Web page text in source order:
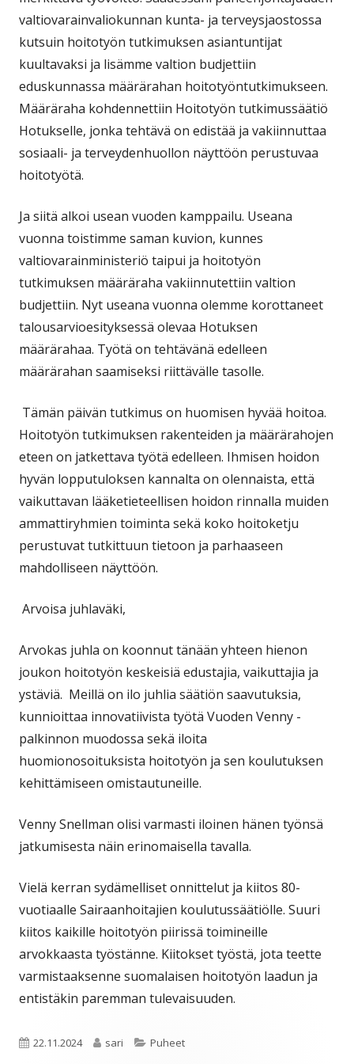
valtiovarainvaliokunnan kunta- ja terveysjaostossa
kutsuin hoitotyön tutkimuksen asiantuntijat
kuultavaksi ja lisämme valtion budjettiin
eduskunnassa määrärahan hoitotyöntutkimukseen.
Määräraha kohdennettiin Hoitotyön tutkimussäätiö
Hotukselle, jonka tehtävä on edistää ja vakiinnuttaa
sosiaali- ja terveydenhuollon näyttöön perustuvaa
hoitotyötä.
Ja siitä alkoi usean vuoden kamppailu. Useana
vuonna toistimme saman kuvion, kunnes
valtiovarainministeriö taipui ja hoitotyön
tutkimuksen määräraha vakiinnutettiin valtion
budjettiin. Nyt useana vuonna olemme korottaneet
talousarvioesityksessä olevaa Hotuksen
määrärahaa. Työtä on tehtävänä edelleen
määrärahan saamiseksi riittävälle tasolle.
Tämän päivän tutkimus on huomisen hyvää hoitoa.
Hoitotyön tutkimuksen rakenteiden ja määrärahojen
eteen on jatkettava työtä edelleen. Ihmisen hoidon
hyvän lopputuloksen kannalta on olennaista, että
vaikuttavan lääketieteellisen hoidon rinnalla muiden
ammattiryhmien toiminta sekä koko hoitoketju
perustuvat tutkittuun tietoon ja parhaaseen
mahdolliseen näyttöön.
Arvoisa juhlaväki,
Arvokas juhla on koonnut tänään yhteen hienon
joukon hoitotyön keskeisiä edustajia, vaikuttajia ja
ystäviä. Meillä on ilo juhlia säätiön saavutuksia,
kunnioittaa innovatiivista työtä Vuoden Venny -
palkinnon muodossa sekä iloita
huomionosoituksista hoitotyön ja sen koulutuksen
kehittämiseen omistautuneille.
Venny Snellman olisi varmasti iloinen hänen työnsä
jatkumisesta näin erinomaisella tavalla.
Vielä kerran sydämelliset onnittelut ja kiitos 80-
vuotiaalle Sairaanhoitajien koulutussäätiölle. Suuri
kiitos kaikille hoitotyön piirissä toimineille
arvokkaasta työstänne. Kiitokset työstä, jota teette
varmistaaksenne suomalaisen hoitotyön laadun ja
entistäkin paremman tulevaisuuden.
Julkaistu
22.11.2024 Kirjoittaja
sari Kategoriat
Puheet